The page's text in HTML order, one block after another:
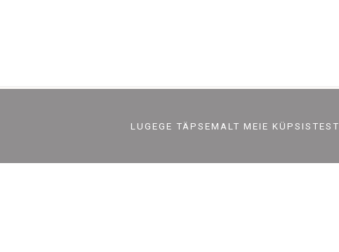
MÜÜJALUGEGE TÄPSEMALT MEIE KÜPSISTEST